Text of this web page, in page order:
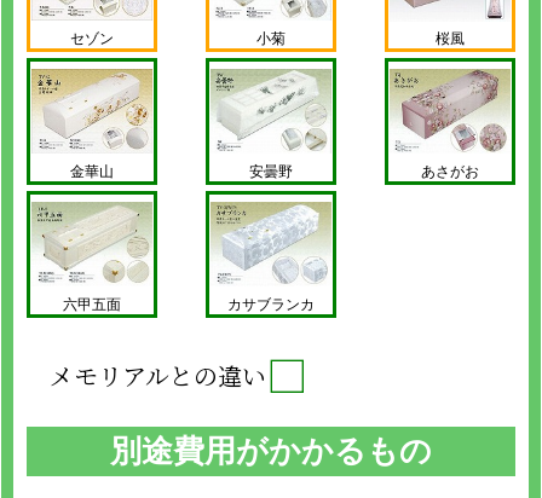
セゾン 小菊 桜風
金華山 安曇野 あさがお
六甲五面 カサブランカ
メモリアルとの違い□
別途費用がかかるもの